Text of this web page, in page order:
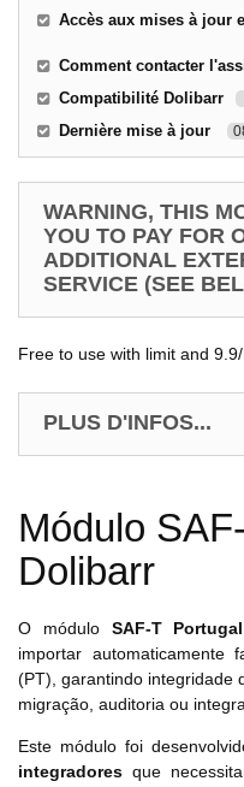
Accès aux mises à jour
Comment contacter
Compatibilité Dolibarr
Dernière mise à jour
WARNING, THIS
YOU TO PAY FOR
ADDITIONAL
SERVICE (SEE
Free to use with limit and
PLUS D'INFOS...
Módulo
Dolibarr
O módulo SAF-T
importar automaticamente
(PT), garantindo integridade
migração, auditoria ou
Este módulo foi
integradores que